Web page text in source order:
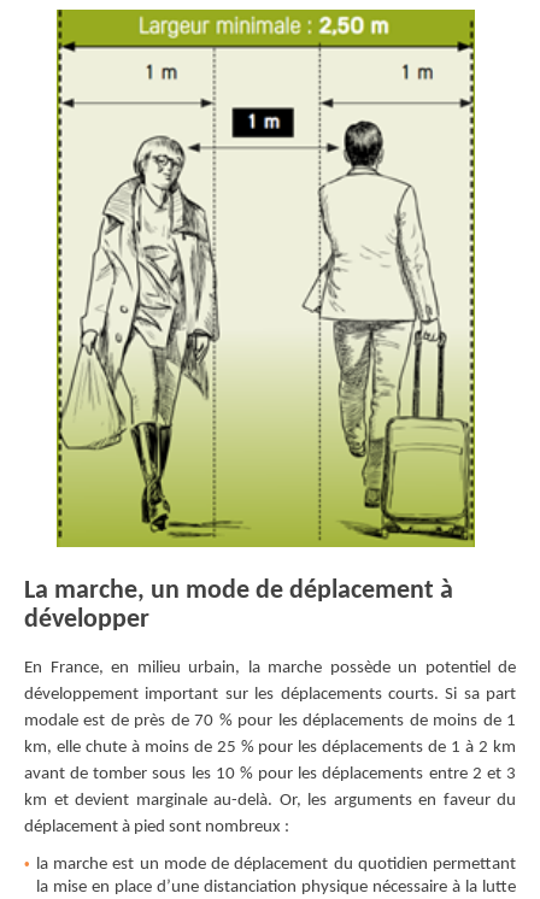
La marche, un mode de déplacement à
développer
En France, en milieu urbain, la marche possède un potentiel de
développement important sur les déplacements courts. Si sa part
modale est de près de 70 % pour les déplacements de moins de 1
km, elle chute à moins de 25 % pour les déplacements de 1 à 2 km
avant de tomber sous les 10 % pour les déplacements entre 2 et 3
km et devient marginale au-delà. Or, les arguments en faveur du
déplacement à pied sont nombreux :
la marche est un mode de déplacement du quotidien permettant
la mise en place d’une distanciation physique nécessaire à la lutte